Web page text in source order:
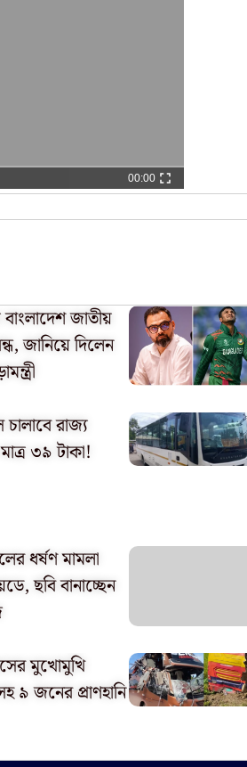
00:00
জাতীয়
জানিয়ে দিলেন
রাজ্য
৩৯ টাকা!
ধর্ষণ মামলা
ছবি বানাচ্ছেন
মুখোমুখি
৯ জনের প্রাণহানি